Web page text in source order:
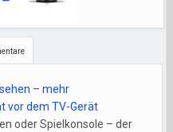
– mehr
vor dem TV-Gerät
oder Spielkonsole – der